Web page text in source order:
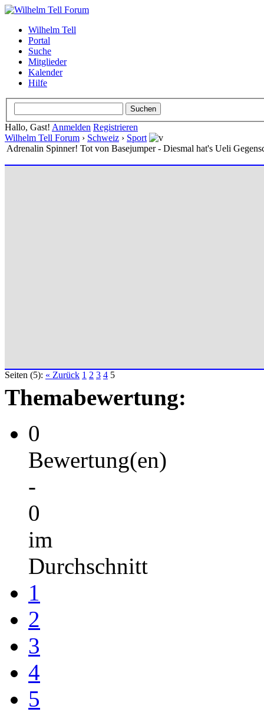
Wilhelm Tell
Portal
Suche
Mitglieder
Kalender
Hilfe
Hallo, Gast! Anmelden Registrieren
Wilhelm Tell Forum › Schweiz › Sport
Adrenalin Spinner! Tot von Basejumper - Diesmal hat's Ueli
Seiten (5): « Zurück 1 2 3 4 5
Themabewertung:
0
Bewertung(en)
-
0
im
Durchschnitt
1
2
3
4
5